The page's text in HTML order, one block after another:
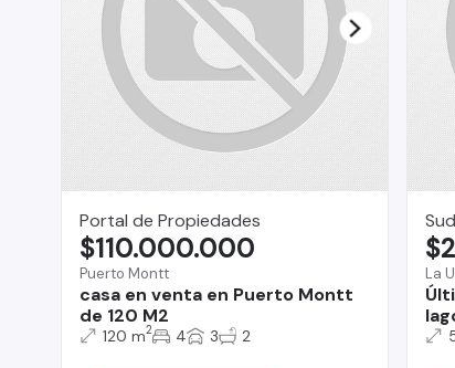
Portal de Propiedades
Puerto Montt
casa en venta en Puerto Montt
de 120 M2
$110.000.000
120 m2 4 3 2
La